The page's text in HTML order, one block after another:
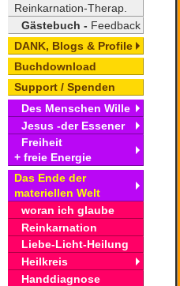
Reinkarnation-Therap.
Gästebuch - Feedback
DANK, Blogs & Profile
Buchdownload
Support / Spenden
Des Menschen Wille
Jesus -der Essener
Freiheit
+ freie Energie
Das Ende der
materiellen Welt
woran ich glaube
Reinkarnation
Liebe-Licht-Heilung
Heilkreis
Handdiagnose